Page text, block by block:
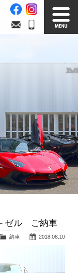
買取無料査定
サービス案内
Company info.
会社案内
ゼル ご納車
2018.08.10
納車